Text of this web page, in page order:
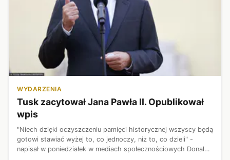
WYDARZENIA
Tusk zacytował Jana Pawła II. Opublikował
wpis
"Niech dzięki oczyszczeniu pamięci historycznej wszyscy będą
gotowi stawiać wyżej to, co jednoczy, niż to, co dzieli" -
napisał w poniedziałek w mediach społecznościowych Donald